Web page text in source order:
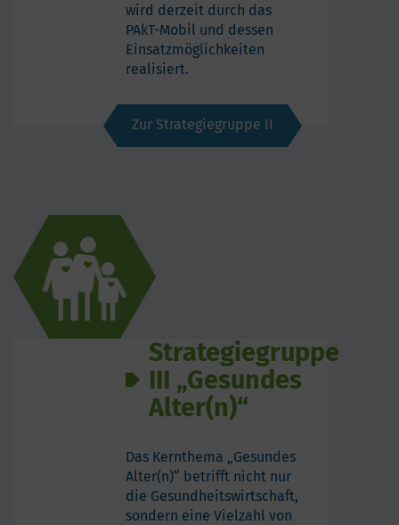
wird derzeit durch das
PAkT-Mobil und dessen
Einsatzmöglichkeiten
realisiert.
Zur Strategiegruppe II
Strategiegruppe
III „Gesundes
Alter(n)“
Das Kernthema „Gesundes
Alter(n)“ betrifft nicht nur
die Gesundheitswirtschaft,
sondern eine Vielzahl von